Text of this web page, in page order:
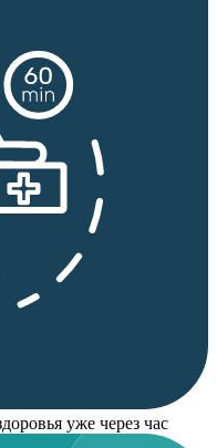
уже через час